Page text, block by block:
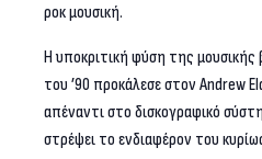
ροκ μουσική.
Η υποκριτική φύση της μουσικής
του ’90 προκάλεσε στον Andrew
απέναντι στο δισκογραφικό
στρέψει το ενδιαφέρον του